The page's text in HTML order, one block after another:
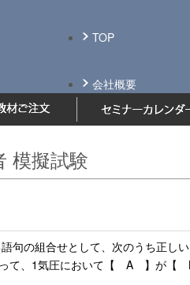
TOP
会社概要
模擬試験
の組合せとして、次のうち正しい
あって、1気圧において【 A 】が